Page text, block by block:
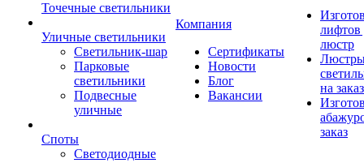
Точечные светильники
Уличные светильники
Светильник-шар
Парковые
светильники
Подвесные
уличные
Споты
Светодиодные
Компания
Сертификаты
Новости
Блог
Вакансии
лифтов
люстр
на заказ
заказ